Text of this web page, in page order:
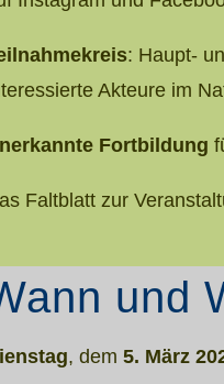
: Haupt-
Akteure im
Fortbildung
Faltblatt zur
und
, dem5. März